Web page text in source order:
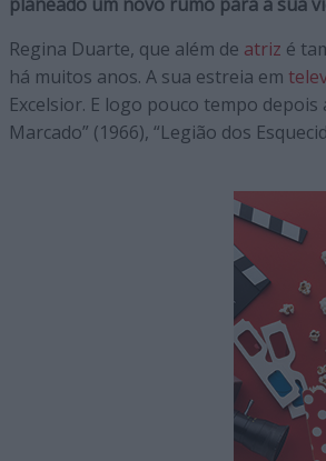
qualidade
com
enfoque
Regina Duarte, que além de atriz é
há muitos anos. A sua estreia em
Excelsior. E logo pouco tempo
Marcado” (1966), “Legião dos